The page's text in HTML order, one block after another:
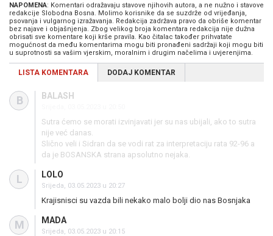
NAPOMENA: Komentari odražavaju stavove njihovih autora, a ne nužno i stavove
redakcije Slobodna Bosna. Molimo korisnike da se suzdrže od vrijeđanja,
psovanja i vulgarnog izražavanja. Redakcija zadržava pravo da obriše komentar
bez najave i objašnjenja. Zbog velikog broja komentara redakcija nije dužna
obrisati sve komentare koji krše pravila. Kao čitalac također prihvatate
mogućnost da među komentarima mogu biti pronađeni sadržaji koji mogu biti
u suprotnosti sa vašim vjerskim, moralnim i drugim načelima i uvjerenjima.
LISTA KOMENTARA DODAJ KOMENTAR
B BALASH
Sutra ćemo se morati izvinjavati jer su nas ubijali, ako to sutra
nije već danas.
Slično veli i Sidran da se vodi rat za interpretaciju rata 92-96 a
da je BOSANSKA strana apsolutno nejaka.
L LOLO
Srijeda, 03.05.2023 u 20:27
Krajisnisci su vazda bili nekako malo bolji dio nas Bosnjaka
M MADA
Srijeda, 03.05.2023 u 20:15